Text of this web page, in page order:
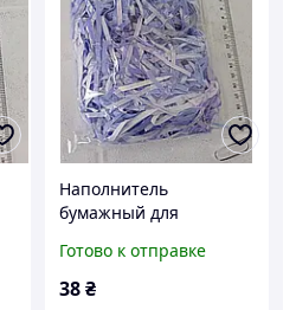
Наполнитель
бумажный для
20г голубой
Готово к отправке
38 ₴